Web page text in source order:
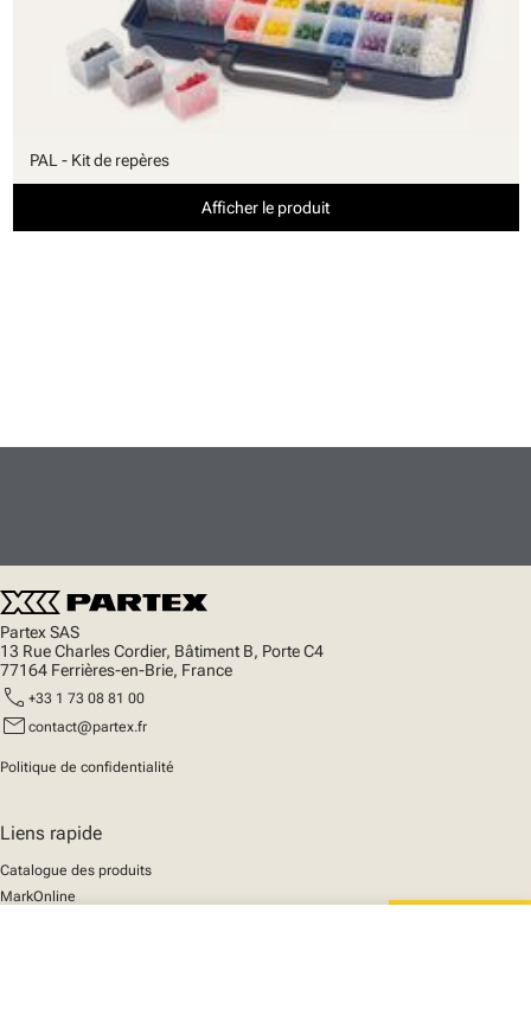
PAL - Kit de repères
Afficher le produit
Partex SAS
13 Rue Charles Cordier, Bâtiment B, Porte C4
77164 Ferrières-en-Brie, France
call +33 1 73 08 81 00
mail contact@partex.fr
Politique de confidentialité
Liens rapide
Catalogue des produits
MarkOnline